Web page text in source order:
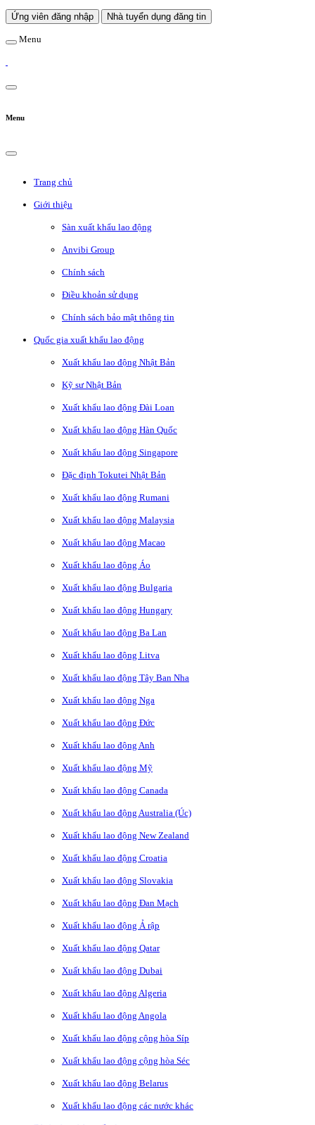
Ứng viên đăng nhập Nhà tuyển dụng đăng tin
Menu
Menu
Trang chủ
Giới thiệu
Sàn xuất khẩu lao động
Anvibi Group
Chính sách
Điều khoản sử dụng
Chính sách bảo mật thông tin
Quốc gia xuất khẩu lao động
Xuất khẩu lao động Nhật Bản
Kỹ sư Nhật Bản
Xuất khẩu lao động Đài Loan
Xuất khẩu lao động Hàn Quốc
Xuất khẩu lao động Singapore
Đặc định Tokutei Nhật Bản
Xuất khẩu lao động Rumani
Xuất khẩu lao động Malaysia
Xuất khẩu lao động Macao
Xuất khẩu lao động Áo
Xuất khẩu lao động Bulgaria
Xuất khẩu lao động Hungary
Xuất khẩu lao động Ba Lan
Xuất khẩu lao động Litva
Xuất khẩu lao động Tây Ban Nha
Xuất khẩu lao động Nga
Xuất khẩu lao động Đức
Xuất khẩu lao động Anh
Xuất khẩu lao động Mỹ
Xuất khẩu lao động Canada
Xuất khẩu lao động Australia (Úc)
Xuất khẩu lao động New Zealand
Xuất khẩu lao động Croatia
Xuất khẩu lao động Slovakia
Xuất khẩu lao động Đan Mạch
Xuất khẩu lao động Ả rập
Xuất khẩu lao động Qatar
Xuất khẩu lao động Dubai
Xuất khẩu lao động Algeria
Xuất khẩu lao động Angola
Xuất khẩu lao động cộng hòa Síp
Xuất khẩu lao động cộng hòa Séc
Xuất khẩu lao động Belarus
Xuất khẩu lao động các nước khác